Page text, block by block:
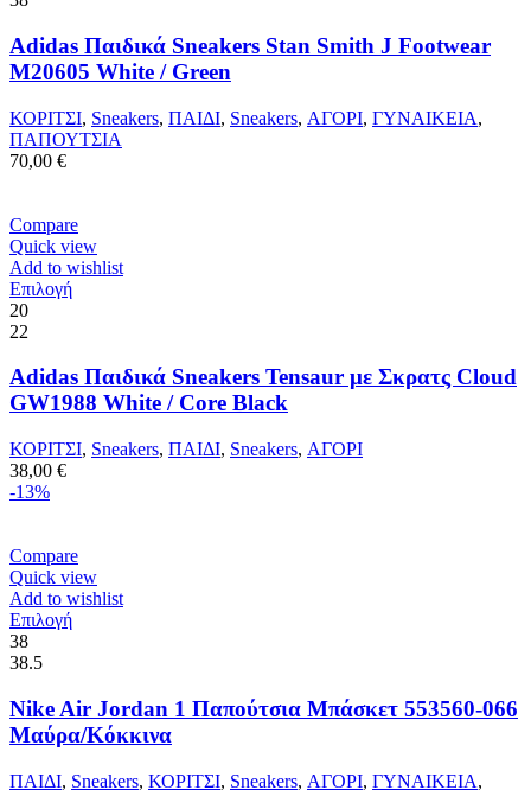
έχει
πολλαπλές
παραλλαγές.
επιλογές
μπορούν
σελίδα
του
προϊόντος
Adidas Παιδικά Sneakers Stan Smith J Footwear
M20605 White / Green
ΚΟΡΙΤΣΙ, Sneakers, ΠΑΙΔΙ, Sneakers, ΑΓΟΡΙ, ΓΥΝΑΙΚΕΙΑ,
ΠΑΠΟΥΤΣΙΑ
70,00 €
Compare
Quick view
Add to wishlist
ΕπιλογήΑυτό
πολλαπλές
παραλλαγές.
Οι
μπορούν
του
προϊόντος
20
22
Adidas Παιδικά Sneakers Tensaur με Σκρατς Cloud
GW1988 White / Core Black
ΚΟΡΙΤΣΙ, Sneakers, ΠΑΙΔΙ, Sneakers, ΑΓΟΡΙ
38,00 €
-13%
Compare
Quick view
Add to wishlist
ΕπιλογήΑυτό
πολλαπλές
παραλλαγές.
Οι
38
38.5
Nike Air Jordan 1 Παπούτσια Μπάσκετ 553560-066
Μαύρα/Κόκκινα
ΠΑΙΔΙ, Sneakers, ΚΟΡΙΤΣΙ, Sneakers, ΑΓΟΡΙ, ΓΥΝΑΙΚΕΙΑ,